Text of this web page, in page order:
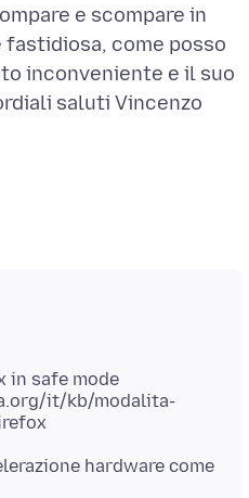
e scompare in
come posso
inconveniente e il suo
saluti Vincenzo
in safe mode
it/kb/modalita-
hardware come